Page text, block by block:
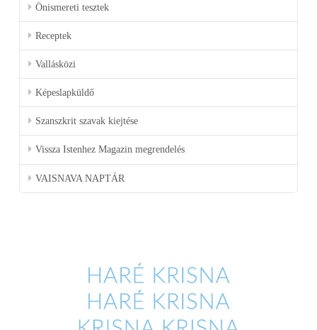
Önismereti tesztek
Receptek
Vallásközi
Képeslapküldő
Szanszkrit szavak kiejtése
Vissza Istenhez Magazin megrendelés
VAISNAVA NAPTÁR